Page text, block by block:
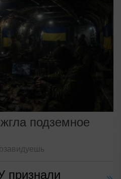
подземное
признали